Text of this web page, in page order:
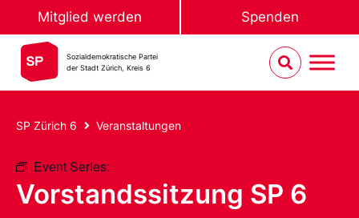
Mitglied werden Spenden
Sozialdemokratische Partei
der Stadt Zürich, Kreis 6
SP Zürich 6 Veranstaltungen
Event Series:
Vorstandssitzung SP 6